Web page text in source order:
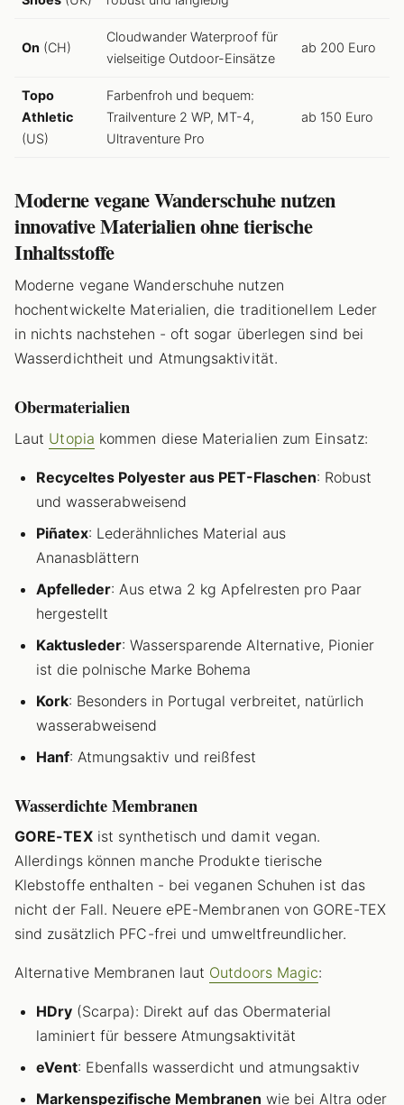
On (CH)
Cloudwander Waterproof für
vielseitige Outdoor-Einsätze
ab 200 Euro
Topo
Athletic
(US)
Farbenfroh und bequem:
Trailventure 2 WP, MT-4,
Ultraventure Pro
ab 150 Euro
Moderne vegane Wanderschuhe nutzen
innovative Materialien ohne tierische
Inhaltsstoffe
Moderne vegane Wanderschuhe nutzen
hochentwickelte Materialien, die traditionellem Leder
in nichts nachstehen - oft sogar überlegen sind bei
Wasserdichtheit und Atmungsaktivität.
Obermaterialien
Laut Utopia kommen diese Materialien zum Einsatz:
Recyceltes Polyester aus PET-Flaschen: Robust
und wasserabweisend
Piñatex: Lederähnliches Material aus
Ananasblättern
Apfelleder: Aus etwa 2 kg Apfelresten pro Paar
hergestellt
Kaktusleder: Wassersparende Alternative, Pionier
ist die polnische Marke Bohema
Kork: Besonders in Portugal verbreitet, natürlich
wasserabweisend
Hanf: Atmungsaktiv und reißfest
Wasserdichte Membranen
GORE-TEXist synthetisch und damit vegan.
Allerdings können manche Produkte tierische
Klebstoffe enthalten - bei veganen Schuhen ist das
nicht der Fall. Neuere ePE-Membranen von GORE-TEX
sind zusätzlich PFC-frei und umweltfreundlicher.
Alternative Membranen laut Outdoors Magic:
HDry (Scarpa): Direkt auf das Obermaterial
laminiert für bessere Atmungsaktivität
eVent: Ebenfalls wasserdicht und atmungsaktiv
Markenspezifische Membranen wie bei Altra oder